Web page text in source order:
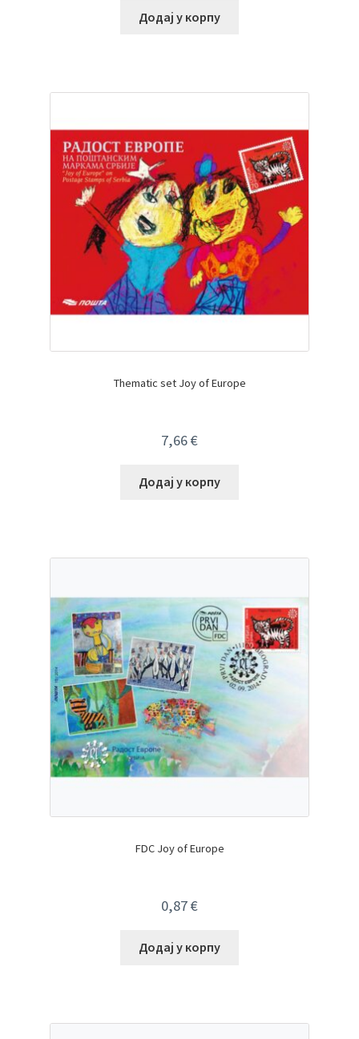
Додај у корпу
Thematic set Joy of Europe
7,66€
Додај у корпу
FDC Joy of Europe
0,87€
Додај у корпу